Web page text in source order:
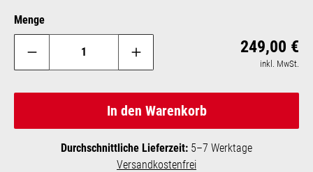
Menge
249,00 €
inkl. MwSt.
In den Warenkorb
Durchschnittliche Lieferzeit: 5–7 Werktage
Versandkostenfrei